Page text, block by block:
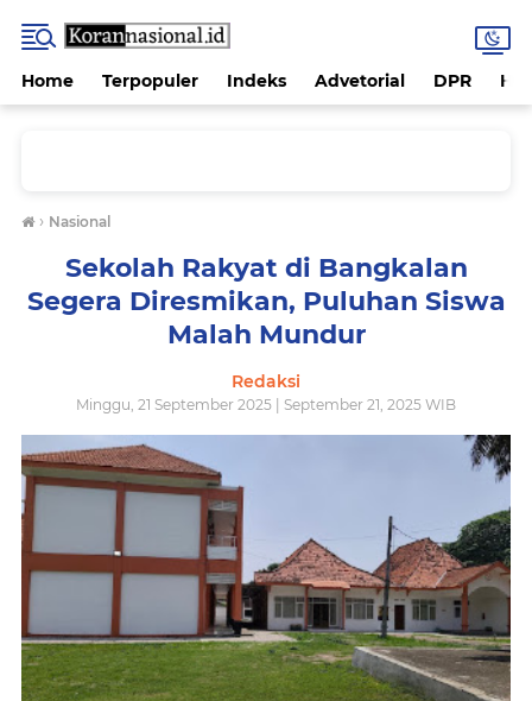
Home Terpopuler Indeks Advetorial DPR
› Nasional
Sekolah Rakyat di Bangkalan
Segera Diresmikan, Puluhan Siswa
Malah Mundur
Redaksi
Minggu, 21 September 2025 | September 21, 2025 WIB